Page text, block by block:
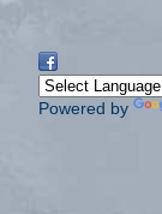
Powered by